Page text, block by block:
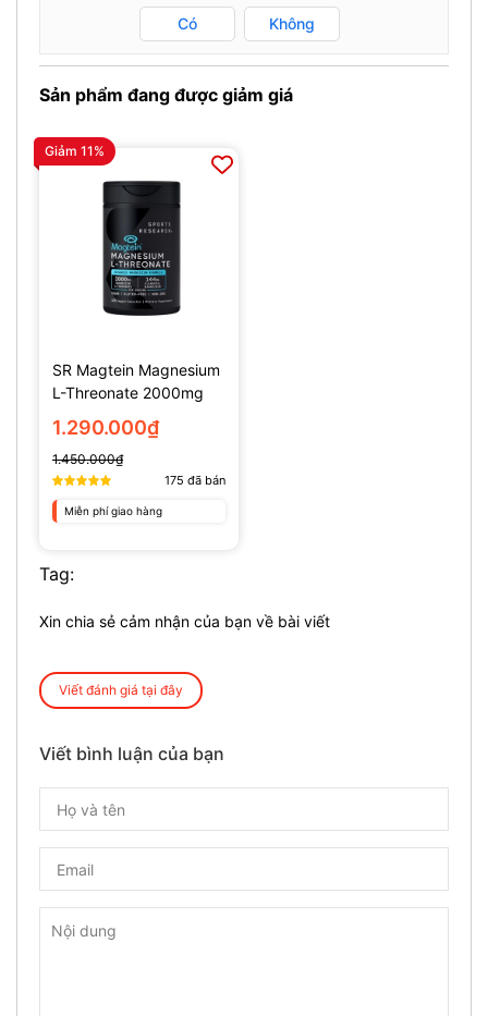
Có Không
Sản phẩm đang được giảm giá
Giảm 11%
SR Magtein Magnesium
L-Threonate 2000mg
(135 Viên)
1.290.000₫
1.450.000₫
175 đã bán
Miễn phí giao hàng
Tag:
Xin chia sẻ cảm nhận của bạn về bài viết
Viết đánh giá tại đây
Viết bình luận của bạn